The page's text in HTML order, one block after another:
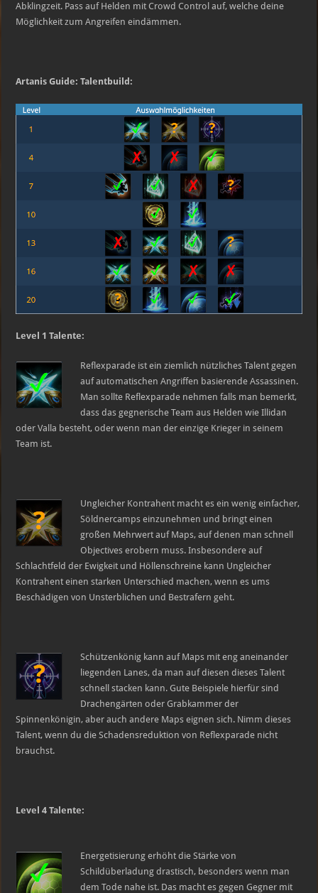
Abklingzeit. Pass auf Helden mit Crowd Control auf, welche deine
Möglichkeit zum Angreifen eindämmen.
Artanis Guide: Talentbuild:
Level 1 Talente:
Reflexparade ist ein ziemlich nützliches Talent gegen
auf automatischen Angriffen basierende Assassinen.
Man sollte Reflexparade nehmen falls man bemerkt,
dass das gegnerische Team aus Helden wie Illidan
oder Valla besteht, oder wenn man der einzige Krieger in seinem
Team ist.
Ungleicher Kontrahent macht es ein wenig einfacher,
Söldnercamps einzunehmen und bringt einen
großen Mehrwert auf Maps, auf denen man schnell
Objectives erobern muss. Insbesondere auf
Schlachtfeld der Ewigkeit und Höllenschreine kann Ungleicher
Kontrahent einen starken Unterschied machen, wenn es ums
Beschädigen von Unsterblichen und Bestrafern geht.
Schützenkönig kann auf Maps mit eng aneinander
liegenden Lanes, da man auf diesen dieses Talent
schnell stacken kann. Gute Beispiele hierfür sind
Drachengärten oder Grabkammer der
Spinnenkönigin, aber auch andere Maps eignen sich. Nimm dieses
Talent, wenn du die Schadensreduktion von Reflexparade nicht
brauchst.
Level 4 Talente:
Energetisierung erhöht die Stärke von
Schildüberladung drastisch, besonders wenn man
dem Tode nahe ist. Das macht es gegen Gegner mit